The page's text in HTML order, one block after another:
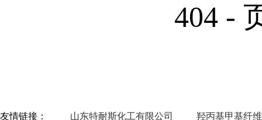
404 -
友情链接： 山东特耐斯化工有限公司 羟丙基甲基纤